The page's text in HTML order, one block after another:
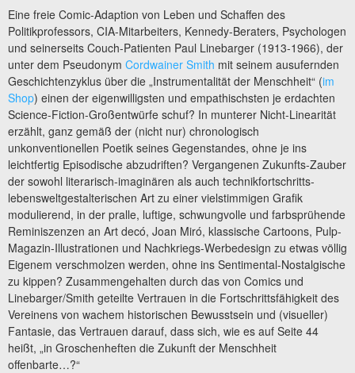
Eine freie Comic-Adaption von Leben und Schaffen des
Politikprofessors, CIA-Mitarbeiters, Kennedy-Beraters, Psychologen
und seinerseits Couch-Patienten Paul Linebarger (1913-1966), der
unter dem Pseudonym Cordwainer Smith mit seinem ausufernden
Geschichtenzyklus über die „Instrumentalität der Menschheit“ (im
Shop) einen der eigenwilligsten und empathischsten je erdachten
Science-Fiction-Großentwürfe schuf? In munterer Nicht-Linearität
erzählt, ganz gemäß der (nicht nur) chronologisch
unkonventionellen Poetik seines Gegenstandes, ohne je ins
leichtfertig Episodische abzudriften? Vergangenen Zukunfts-Zauber
der sowohl literarisch-imaginären als auch technikfortschritts-
lebensweltgestalterischen Art zu einer vielstimmigen Grafik
modulierend, in der pralle, luftige, schwungvolle und farbsprühende
Reminiszenzen an Art decó, Joan Miró, klassische Cartoons, Pulp-
Magazin-Illustrationen und Nachkriegs-Werbedesign zu etwas völlig
Eigenem verschmolzen werden, ohne ins Sentimental-Nostalgische
zu kippen? Zusammengehalten durch das von Comics und
Linebarger/Smith geteilte Vertrauen in die Fortschrittsfähigkeit des
Vereinens von wachem historischen Bewusstsein und (visueller)
Fantasie, das Vertrauen darauf, dass sich, wie es auf Seite 44
heißt, „in Groschenheften die Zukunft der Menschheit
offenbarte…?“